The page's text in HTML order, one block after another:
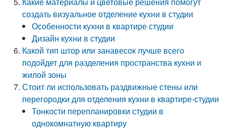
создать визуальное отделение кухни в студии
Особенности кухни в квартире студии
Дизайн кухни в студии
Какой тип штор или занавесок лучше всего
подойдет для разделения пространства кухни и
жилой зоны
Стоит ли использовать раздвижные стены или
перегородки для отделения кухни в квартире-студии
Тонкости перепланировки студии в
однокомнатную квартиру